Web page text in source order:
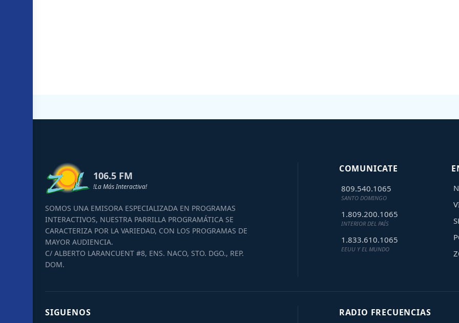
106.5 FM
!La Más Interactiva!
SOMOS UNA EMISORA ESPECIALIZADA EN PROGRAMAS
INTERACTIVOS, NUESTRA PARRILLA PROGRAMÁTICA SE
CARACTERIZA POR LA VARIEDAD, CON LOS PROGRAMAS DE
MAYOR AUDIENCIA.
C/ ALBERTO LARANCUENT #8, ENS. NACO, STO. DGO., REP.
DOM.
COMUNICATE
809.540.1065
SANTO DOMINGO
1.809.200.1065
INTERIOR DEL PAÍS
1.833.610.1065
EEUU Y EL MUNDO
SIGUENOS RADIO FRECUENCIAS